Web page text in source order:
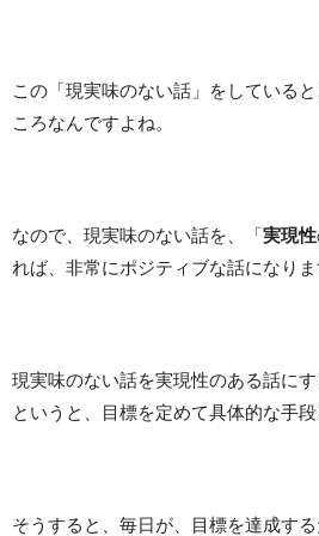
この「現実味のない話」をしている
ころなんですよね。
なので、現実味のない話を、「実現性
れば、非常にポジティブな話になりま
現実味のない話を実現性のある話に
というと、目標を定めて具体的な手段
そうすると、毎日が、目標を達成す